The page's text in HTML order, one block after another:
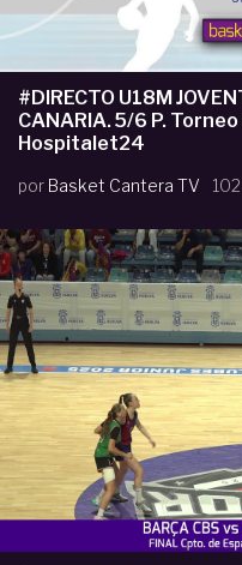
#DIRECTO U18M
CANARIA. 5/6 P.
Hospitalet24
por Basket Cantera TV